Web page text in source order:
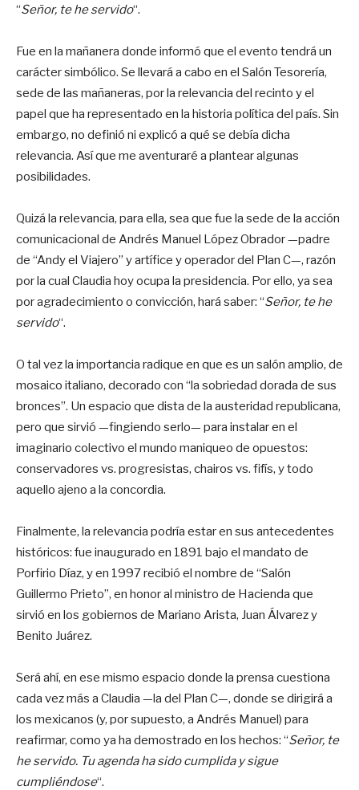
“Señor, te he servido“.
Fue en la mañanera donde informó que el evento tendrá un
carácter simbólico. Se llevará a cabo en el Salón Tesorería,
sede de las mañaneras, por la relevancia del recinto y el
papel que ha representado en la historia política del país. Sin
embargo, no definió ni explicó a qué se debía dicha
relevancia. Así que me aventuraré a plantear algunas
posibilidades.
Quizá la relevancia, para ella, sea que fue la sede de la acción
comunicacional de Andrés Manuel López Obrador —padre
de “Andy el Viajero” y artífice y operador del Plan C—, razón
por la cual Claudia hoy ocupa la presidencia. Por ello, ya sea
por agradecimiento o convicción, hará saber: “Señor, te he
servido“.
O tal vez la importancia radique en que es un salón amplio, de
mosaico italiano, decorado con “la sobriedad dorada de sus
bronces”. Un espacio que dista de la austeridad republicana,
pero que sirvió —fingiendo serlo— para instalar en el
imaginario colectivo el mundo maniqueo de opuestos:
conservadores vs. progresistas, chairos vs. fifís, y todo
aquello ajeno a la concordia.
Finalmente, la relevancia podría estar en sus antecedentes
históricos: fue inaugurado en 1891 bajo el mandato de
Porfirio Díaz, y en 1997 recibió el nombre de “Salón
Guillermo Prieto”, en honor al ministro de Hacienda que
sirvió en los gobiernos de Mariano Arista, Juan Álvarez y
Benito Juárez.
Será ahí, en ese mismo espacio donde la prensa cuestiona
cada vez más a Claudia —la del Plan C—, donde se dirigirá a
los mexicanos (y, por supuesto, a Andrés Manuel) para
reafirmar, como ya ha demostrado en los hechos: “Señor, te
he servido. Tu agenda ha sido cumplida y sigue
cumpliéndose“.